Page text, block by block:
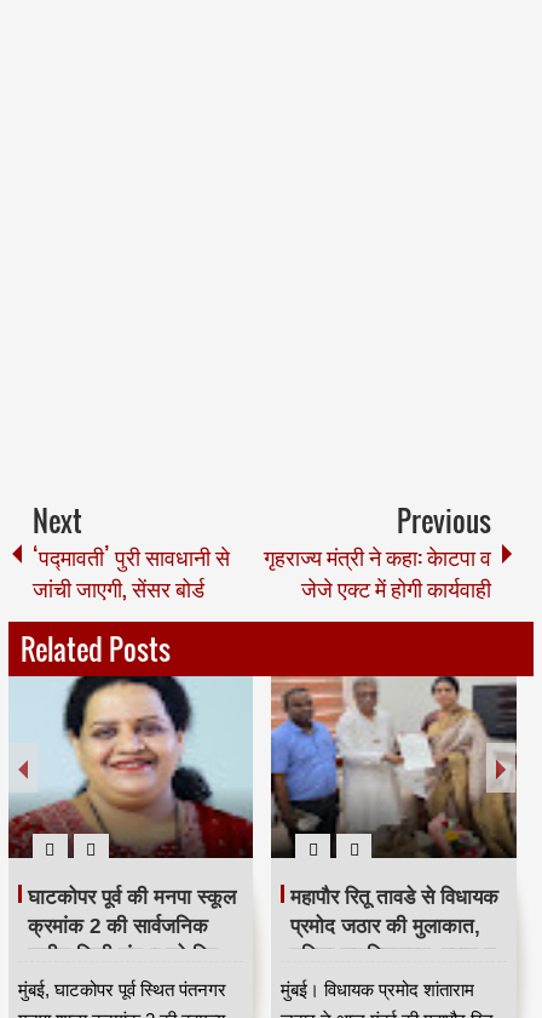
Next
‘पद्मावती’ पुरी सावधानी से
जांची जाएगी, सेंसर बोर्ड
Previous
गृहराज्य मंत्री ने कहा: केाटपा व
जेजे एक्ट में होगी कार्यवाही
Related Posts
स्वच्छता कर्मियों से जुड़ी
योजनाओं का प्रभावी
क्रियान्वयन सुनिश्चित करें —
महाराष्ट्र राज्य सफाई
कर्मचारी आयोग के उपाध्यक्ष
मुंबई, महाराष्ट्र राज्य सफाई
मुंबई में 547 डिवॉटरिंग पंपों पर
IOT आधारित मॉनिटरिंग
सिस्टम लागू, बारिश में
जलभराव नियंत्रण होगा
अधिक प्रभावी
मुंबई महानगर में मानसून के दौरान